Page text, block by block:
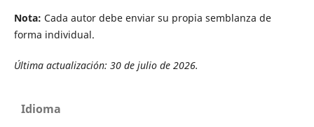
Nota: Cada autor debe enviar su propia semblanza de
forma individual.
Última actualización: 30 de julio de 2026.
Idioma